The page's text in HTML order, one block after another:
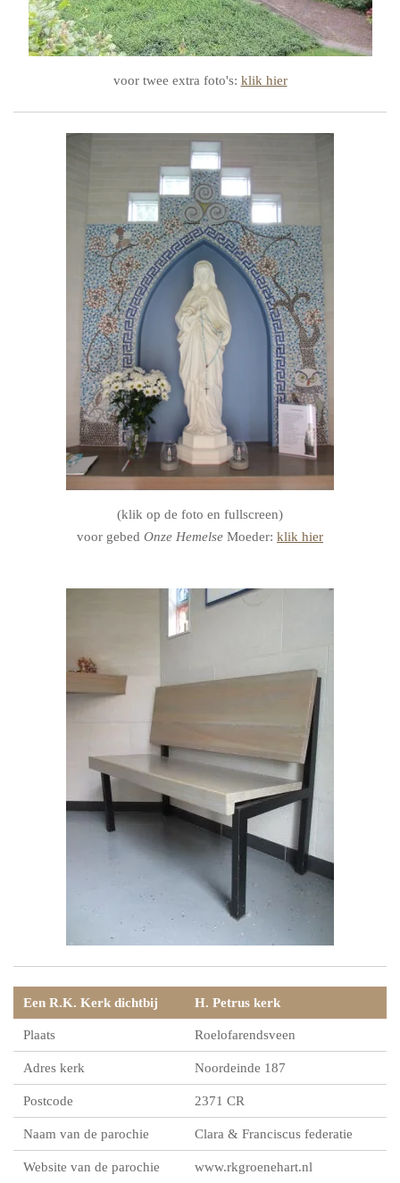
voor twee extra foto's: klik hier
(klik op de foto en fullscreen)
voor gebed Onze Hemelse Moeder: klik hier
Een R.K. Kerk dichtbij H. Petrus kerk
Plaats Roelofarendsveen
Adres kerk Noordeinde 187
Postcode 2371 CR
Naam van de parochie Clara & Franciscus federatie
Website van de parochie www.rkgroenehart.nl